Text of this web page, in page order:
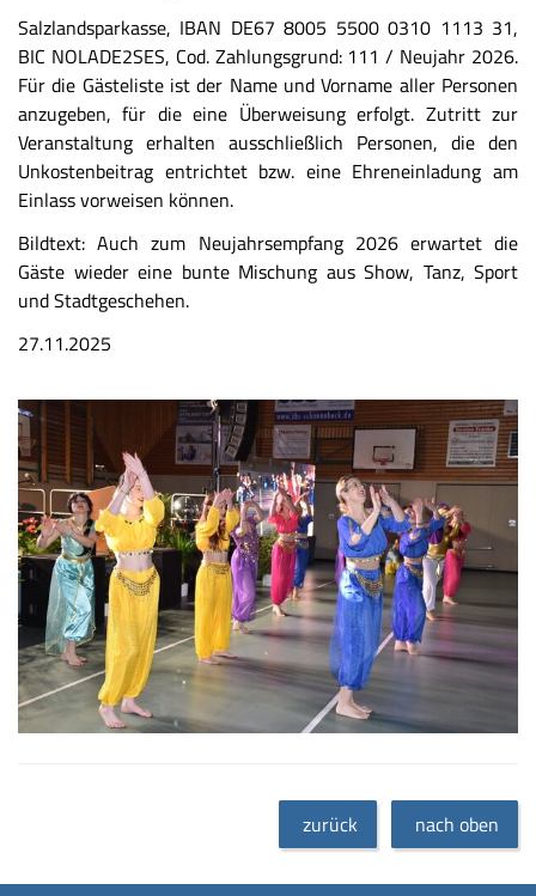
Salzlandsparkasse, IBAN DE67 8005 5500 0310 1113 31,
BIC NOLADE2SES, Cod. Zahlungsgrund: 111 / Neujahr 2026.
Für die Gästeliste ist der Name und Vorname aller Personen
anzugeben, für die eine Überweisung erfolgt. Zutritt zur
Veranstaltung erhalten ausschließlich Personen, die den
Unkostenbeitrag entrichtet bzw. eine Ehreneinladung am
Einlass vorweisen können.
Bildtext: Auch zum Neujahrsempfang 2026 erwartet die
Gäste wieder eine bunte Mischung aus Show, Tanz, Sport
und Stadtgeschehen.
27.11.2025
zurück nach oben